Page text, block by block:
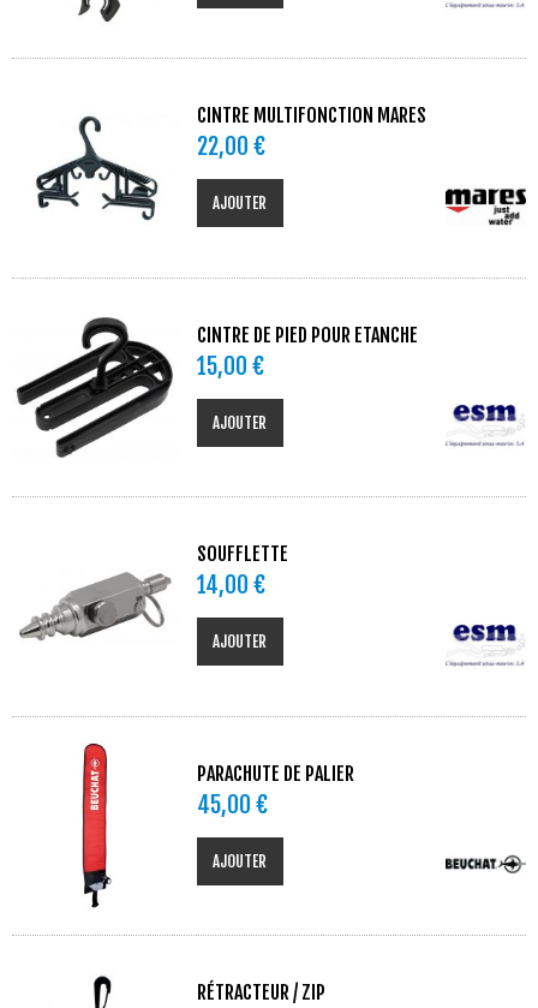
CINTRE MULTIFONCTION MARES
22,00 €
AJOUTER
CINTRE DE PIED POUR ETANCHE
15,00 €
AJOUTER
SOUFFLETTE
14,00 €
AJOUTER
PARACHUTE DE PALIER
45,00 €
AJOUTER
RÉTRACTEUR / ZIP